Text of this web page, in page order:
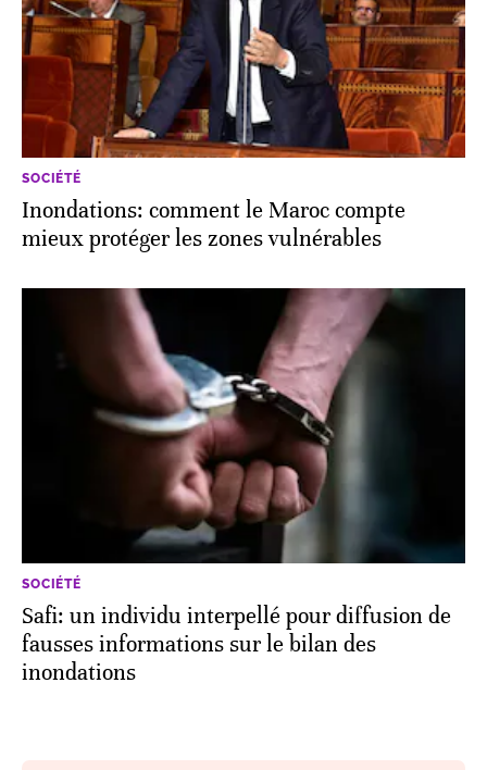
SOCIÉTÉ
Inondations: comment le Maroc compte
mieux protéger les zones vulnérables
SOCIÉTÉ
Safi: un individu interpellé pour diffusion de
fausses informations sur le bilan des
inondations